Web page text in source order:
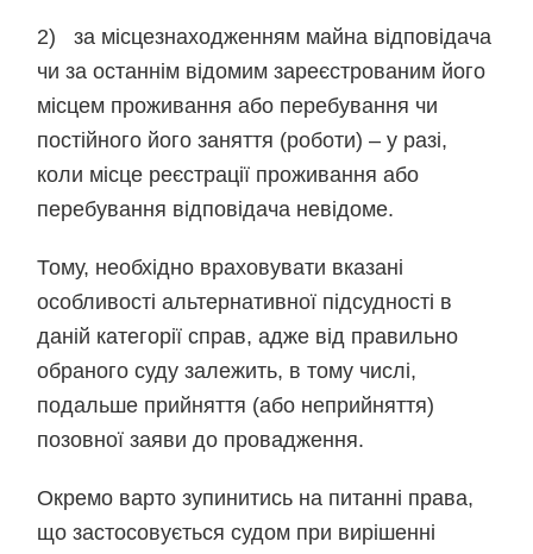
2) за місцезнаходженням майна відповідача
чи за останнім відомим зареєстрованим його
місцем проживання або перебування чи
постійного його заняття (роботи) – у разі,
коли місце реєстрації проживання або
перебування відповідача невідоме.
Тому, необхідно враховувати вказані
особливості альтернативної підсудності в
даній категорії справ, адже від правильно
обраного суду залежить, в тому числі,
подальше прийняття (або неприйняття)
позовної заяви до провадження.
Окремо варто зупинитись на питанні права,
що застосовується судом при вирішенні